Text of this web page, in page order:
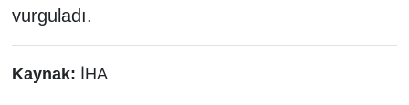
vurguladı.
Kaynak: İHA